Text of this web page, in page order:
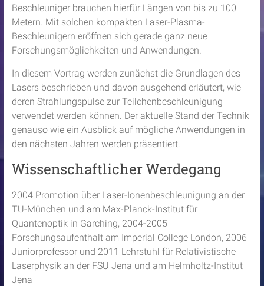
Beschleuniger brauchen hierfür Längen von bis zu 100
Metern. Mit solchen kompakten Laser-Plasma-
Beschleunigern eröffnen sich gerade ganz neue
Forschungsmöglichkeiten und Anwendungen.
In diesem Vortrag werden zunächst die Grundlagen des
Lasers beschrieben und davon ausgehend erläutert, wie
deren Strahlungspulse zur Teilchenbeschleunigung
verwendet werden können. Der aktuelle Stand der Technik
genauso wie ein Ausblick auf mögliche Anwendungen in
den nächsten Jahren werden präsentiert.
Wissenschaftlicher Werdegang
2004 Promotion über Laser-Ionenbeschleunigung an der
TU-München und am Max-Planck-Institut für
Quantenoptik in Garching, 2004-2005
Forschungsaufenthalt am Imperial College London, 2006
Juniorprofessor und 2011 Lehrstuhl für Relativistische
Laserphysik an der FSU Jena und am Helmholtz-Institut
Jena